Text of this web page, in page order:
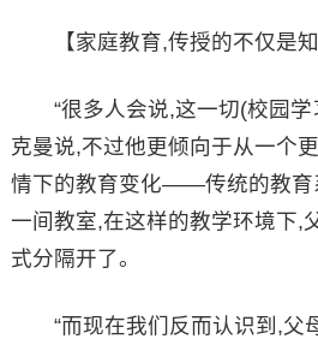
【家庭教育,传授的不仅是知
“很多人会说,这一切(校园学
克曼说,不过他更倾向于从一个
情下的教育变化——传统的教育
一间教室,在这样的教学环境下,
式分隔开了。
“而现在我们反而认识到,父